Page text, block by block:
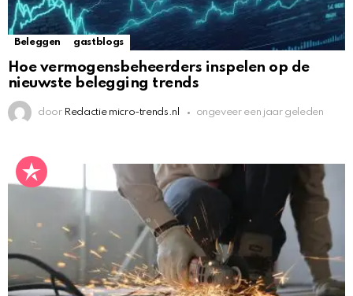
Beleggen gastblogs
Hoe vermogensbeheerders inspelen op de
nieuwste belegging trends
door Redactie micro-trends.nl ongeveer een jaar geleden